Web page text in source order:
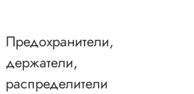
Предохранители,
держатели,
распределители